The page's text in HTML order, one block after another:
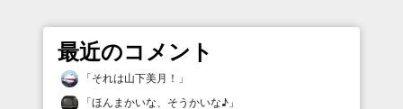
最近のコメント
「それは山下美月！ 」
「ほんまかいな、そうかいな♪ 」